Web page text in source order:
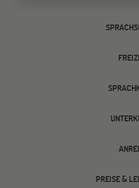
PREISE &